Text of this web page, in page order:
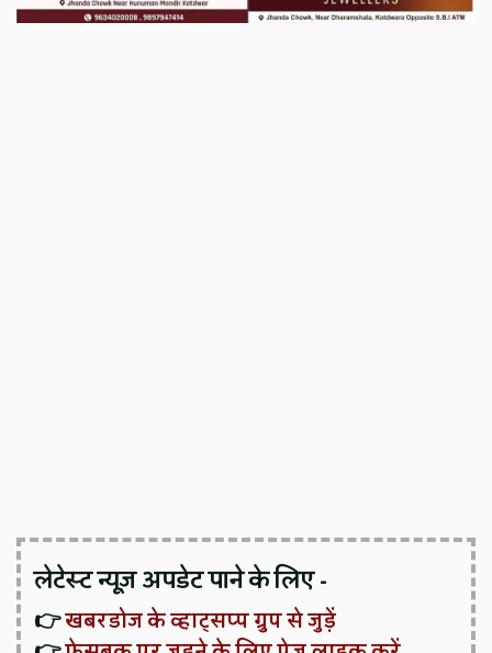
लेटेस्ट न्यूज़ अपडेट पाने के लिए -
👉खबरडोज के व्हाट्सप्प ग्रुप से जुड़ें